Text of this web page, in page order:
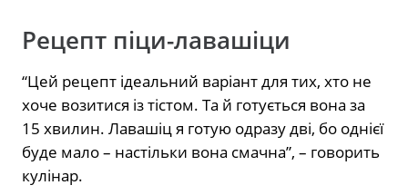
Рецепт піци-лавашіци
“Цей рецепт ідеальний варіант для тих, хто не
хоче возитися із тістом. Та й готується вона за
15 хвилин. Лавашіц я готую одразу дві, бо однієї
буде мало – настільки вона смачна”, – говорить
кулінар.